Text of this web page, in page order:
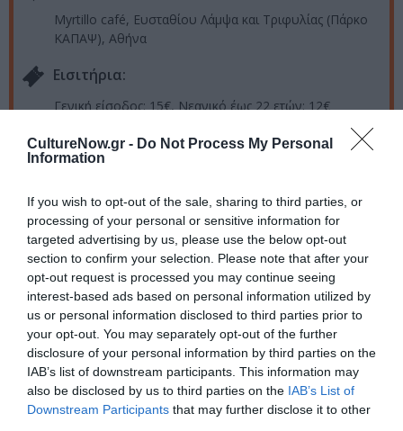
CultureNow.gr - Do Not Process My Personal
Information
If you wish to opt-out of the sale, sharing to third parties, or
processing of your personal or sensitive information for
targeted advertising by us, please use the below opt-out
section to confirm your selection. Please note that after your
opt-out request is processed you may continue seeing
interest-based ads based on personal information utilized by
us or personal information disclosed to third parties prior to
your opt-out. You may separately opt-out of the further
disclosure of your personal information by third parties on the
IAB’s list of downstream participants. This information may
also be disclosed by us to third parties on the IAB’s List of
Downstream Participants that may further disclose it to other
Myrtillo café, Ευσταθίου Λάμψα και Τριφυλίας (Πάρκο
ΚΑΠΑΨ), Αθήνα
Eισιτήρια:
Γενική είσοδος: 15€, Νεανικό έως 22 ετών: 12€
Πληροφορίες / Κρατήσεις:
Ακολουθήστε το Culturenow.gr στοGoogle News
μάθετε πρώτοι όλες τις ειδήσεις
Δείτε όλα τατελευταία νέαγια την Τέχνη και τον
Πολιτισμό στο Culturenow.gr
Νέοι Διαγωνισμοί ❯
Tags